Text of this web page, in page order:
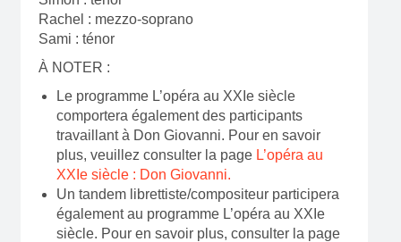
Rachel : mezzo-soprano
Sami : ténor
À NOTER :
Le programme L’opéra au XXIe siècle
comportera également des participants
travaillant à Don Giovanni. Pour en savoir
plus, veuillez consulter la page L’opéra au
XXIe siècle : Don Giovanni.
Un tandem librettiste/compositeur participera
également au programme L’opéra au XXIe
siècle. Pour en savoir plus, consulter la page